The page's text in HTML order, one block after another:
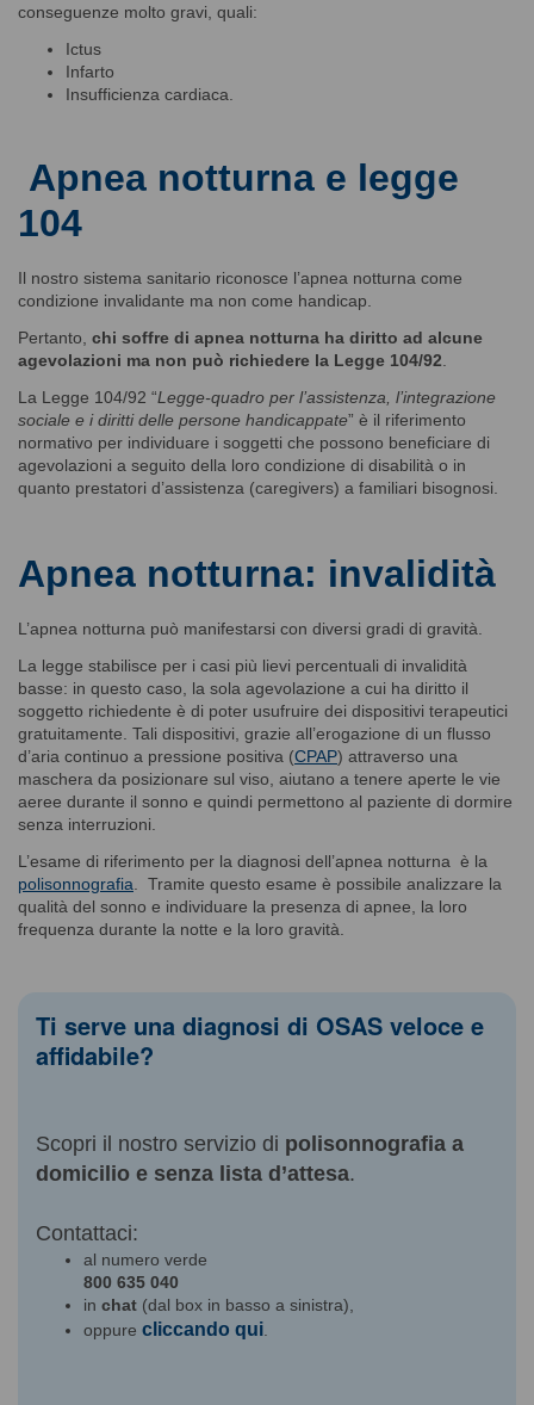
conseguenze molto gravi, quali:
Ictus
Infarto
Insufficienza cardiaca.
Apnea notturna e legge
104
Il nostro sistema sanitario riconosce l’apnea notturna come
condizione invalidante ma non come handicap.
Pertanto, chi soffre di apnea notturna ha diritto ad alcune
agevolazioni ma non può richiedere la Legge 104/92
La Legge 104/92 “Legge-quadro per l’assistenza, l’integrazione
sociale e i diritti delle persone handicappate” è il riferimento
normativo per individuare i soggetti che possono beneficiare di
agevolazioni a seguito della loro condizione di disabilità o in
quanto prestatori d’assistenza (caregivers) a familiari bisognosi.
Apnea notturna: invalidità
L’apnea notturna può manifestarsi con diversi gradi di gravità.
La legge stabilisce per i casi più lievi percentuali di invalidità
basse: in questo caso, la sola agevolazione a cui ha diritto il
soggetto richiedente è di poter usufruire dei dispositivi terapeutici
gratuitamente. Tali dispositivi, grazie all’erogazione di un flusso
d’aria continuo a pressione positiva (CPAP) attraverso una
maschera da posizionare sul viso, aiutano a tenere aperte le vie
aeree durante il sonno e quindi permettono al paziente di dormire
senza interruzioni.
L’esame di riferimento per la diagnosi dell’apnea notturna è la
polisonnografia . Tramite questo esame è possibile analizzare la
qualità del sonno e individuare la presenza di apnee, la loro
frequenza durante la notte e la loro gravità.
Ti serve una diagnosi di OSAS veloce e
affidabile?
Scopri il nostro servizio di polisonnografia a
domicilio e senza lista d’attesa.
Contattaci:
al numero verde
800 635 040
in chat (dal box in basso a sinistra),
oppure cliccando qui